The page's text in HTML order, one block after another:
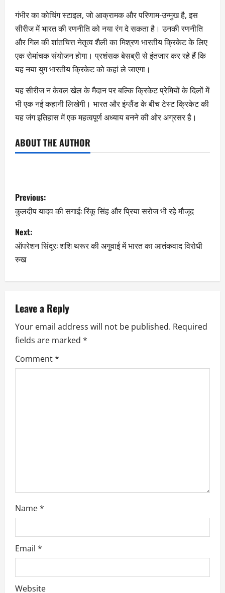
गंभीर का कोचिंग स्टाइल, जो आक्रामक और परिणाम-उन्मुख है, इस
सीरीज में भारत की रणनीति को नया रंग दे सकता है। उनकी रणनीति
और गिल की शांतचित्त नेतृत्व शैली का मिश्रण भारतीय क्रिकेट के लिए
एक रोमांचक संयोजन होगा। प्रशंसक बेसब्री से इंतजार कर रहे हैं कि
यह नया युग भारतीय क्रिकेट को कहां ले जाएगा।
यह सीरीज न केवल खेल के मैदान पर बल्कि क्रिकेट प्रेमियों के दिलों में
भी एक नई कहानी लिखेगी। भारत और इंग्लैंड के बीच टेस्ट क्रिकेट की
यह जंग इतिहास में एक महत्वपूर्ण अध्याय बनने की ओर अग्रसर है।
ABOUT THE AUTHOR
Previous:
कुलदीप यादव की सगाई: रिंकू सिंह और प्रिया सरोज भी रहे मौजूद
Next:
ऑपरेशन सिंदूर: शशि थरूर की अगुवाई में भारत का आतंकवाद विरोधी
रुख
Leave a Reply
Your email address will not be published. Required
fields are marked *
Comment*
Name*
Email *
Website